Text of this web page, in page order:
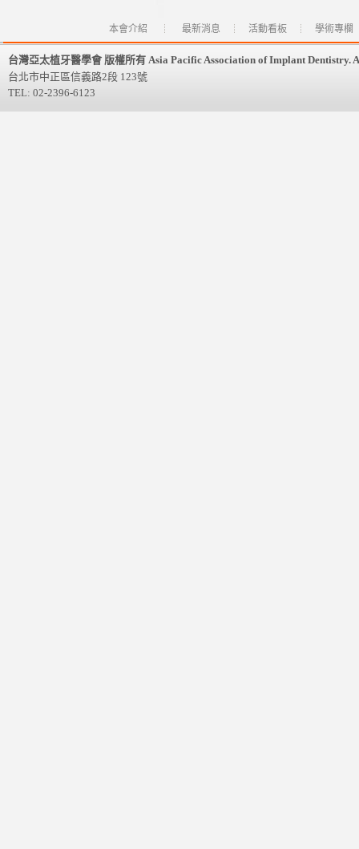
本會介紹 最新消息 活動看板 學術專欄
台灣亞太植牙醫學會 版權所有 Asia Pacific Association of Implant Dentistry.
台北市中正區信義路2段 123號
TEL: 02-2396-6123